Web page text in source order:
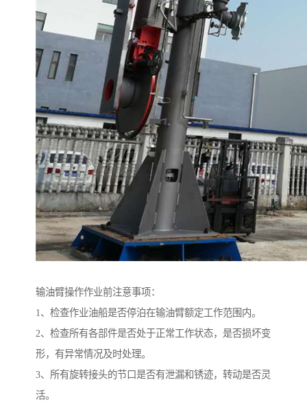
输油臂操作作业前注意事项：
1、检查作业油船是否停泊在输油臂额定工作范围内。
2、检查所有各部件是否处于正常工作状态，是否损坏变
形，有异常情况及时处理。
3、所有旋转接头的节口是否有泄漏和锈迹，转动是否灵
活。